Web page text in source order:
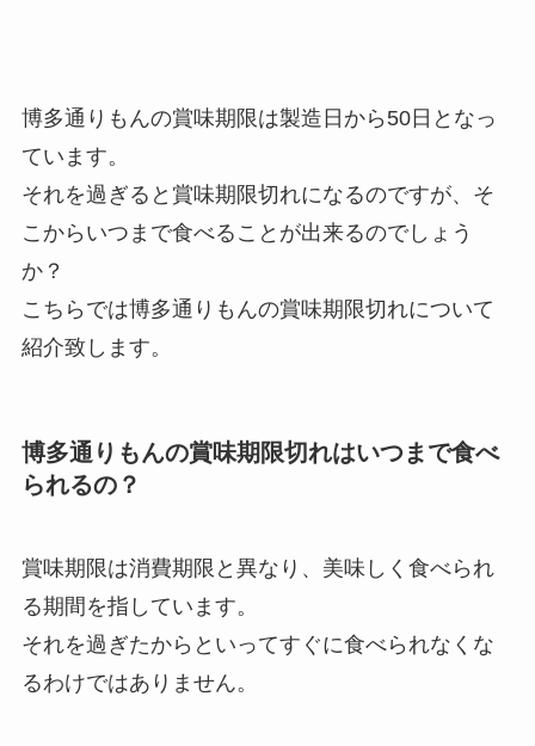
博多通りもんの賞味期限は製造日から50日となっ
ています。
それを過ぎると賞味期限切れになるのですが、そ
こからいつまで食べることが出来るのでしょう
か？
こちらでは博多通りもんの賞味期限切れについて
紹介致します。
博多通りもんの賞味期限切れはいつまで食べ
られるの？
賞味期限は消費期限と異なり、美味しく食べられ
る期間を指しています。
それを過ぎたからといってすぐに食べられなくな
るわけではありません。